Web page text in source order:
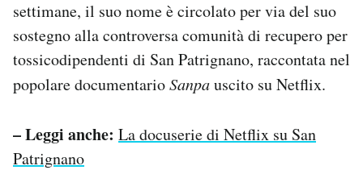
settimane, il suo nome è circolato per via del suo
sostegno alla controversa comunità di recupero per
tossicodipendenti di San Patrignano, raccontata nel
popolare documentarioSanpauscito su Netflix.
– Leggi anche: La docuserie di Netflix su San
Patrignano